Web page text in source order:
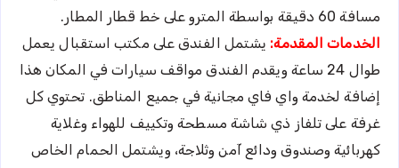
مسافة 60 دقيقة بواسطة المترو على خط قطار المطار.
الخدمات المقدمة: يشتمل الفندق على مكتب استقبال يعمل
طوال 24 ساعة ويقدم الفندق مواقف سيارات في المكان هذا
إضافة لخدمة واي فاي مجانية في جميع المناطق. تحتوي كل
غرفة على تلفاز ذي شاشة مسطحة وتكييف للهواء وغلاية
كهربائية وصندوق ودائع آمن وثلاجة، ويشتمل الحمام الخاص